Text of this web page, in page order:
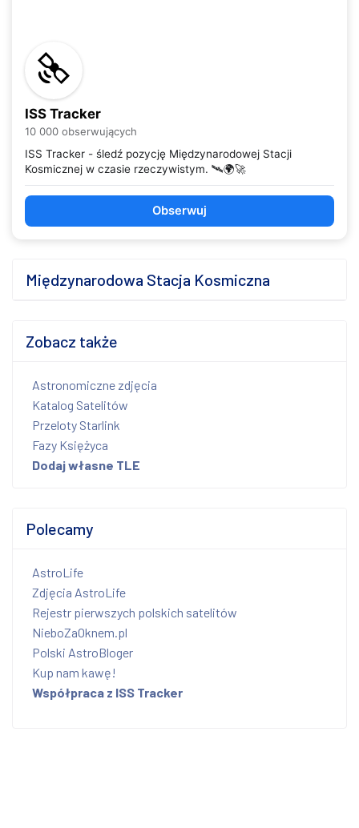
ISS Tracker
10 000 obserwujących
ISS Tracker - śledź pozycję Międzynarodowej Stacji
Kosmicznej w czasie rzeczywistym. 🛰️🌍🚀
Obserwuj
Międzynarodowa Stacja Kosmiczna
Zobacz także
Astronomiczne zdjęcia
Katalog Satelitów
Przeloty Starlink
Fazy Księżyca
Dodaj własne TLE
Polecamy
AstroLife
Zdjęcia AstroLife
Rejestr pierwszych polskich satelitów
NieboZaOknem.pl
Polski AstroBloger
Kup nam kawę!
Współpraca z ISS Tracker